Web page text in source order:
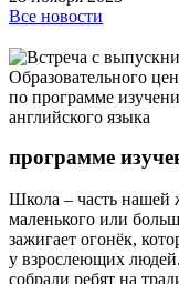
Все новости
программе
Школа – часть нашей
маленького или
зажигает огонёк,
у взрослеющих
собрали ребят на